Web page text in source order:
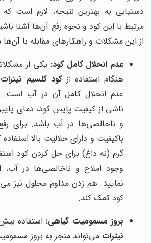
دستیابی به بهترین نتیجه، لازم است
مرتبط با این کود و نحوه رفع آن‌ها آشنا
از این مشکلات و راهکارهای مقابله با آن‌ها
عدم انحلال کامل کود: یکی از
هنگام استفاده ازکود کلسیم نیترات
عدم انحلال کامل آن در آب است.
ناشی از کیفیت پایین کود، دمای
و ناخالصی‌ها در آب باشد. برای
باکیفیت و دارای حلالیت بالا
گرم (نه داغ) برای حل کردن کود
وجود املاح و ناخالصی‌ها در آب،
نمایید. هم زدن مداوم محلول نیز
کود کمک کند.
بروز مسمومیت گیاهی: استفاده
نیترات می‌تواند منجر به بروز